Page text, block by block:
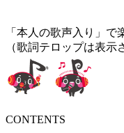
「本人の歌声入り」
（歌詞テロップは表示
CONTENTS